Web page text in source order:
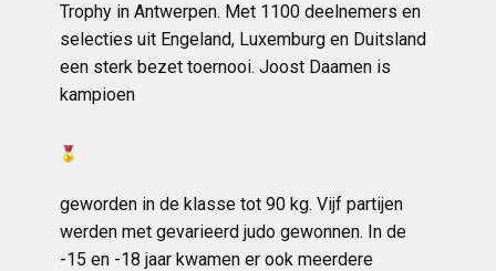
Trophy in Antwerpen. Met 1100 deelnemers en
selecties uit Engeland, Luxemburg en Duitsland
een sterk bezet toernooi. Joost Daamen is
kampioen
geworden in de klasse tot 90 kg. Vijf partijen
werden met gevarieerd judo gewonnen. In de
-15 en -18 jaar kwamen er ook meerdere